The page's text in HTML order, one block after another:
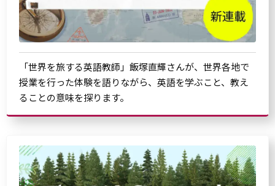
「世界を旅する英語教師」飯塚直輝さんが、世界各地で
授業を行った体験を語りながら、英語を学ぶこと、教え
ることの意味を探ります。